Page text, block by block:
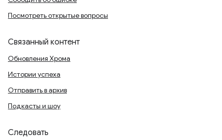
Посмотреть открытые вопросы
Связанный контент
Обновления Хрома
Истории успеха
Отправить в архив
Подкасты и шоу
Следовать